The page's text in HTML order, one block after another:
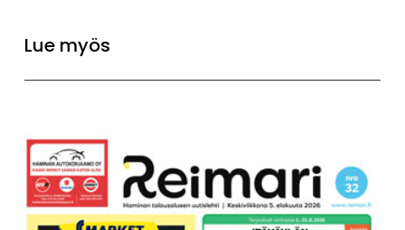
Lue myös